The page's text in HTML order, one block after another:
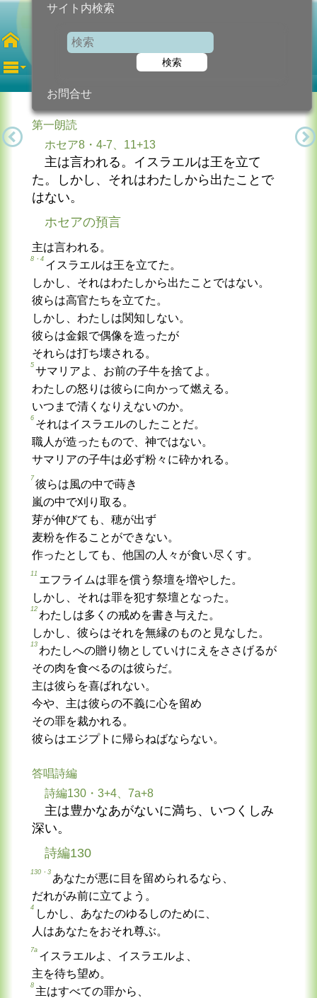
サイト内検索
検索
お問合せ
第14火曜日年間
第一朗読
ホセア8・4-7、11+13
主は言われる。イスラエルは王を立て
た。しかし、それはわたしから出たことで
はない。
ホセアの預言
主は言われる。
8・4
イスラエルは王を立てた。
しかし、それはわたしから出たことではない。
彼らは高官たちを立てた。
しかし、わたしは関知しない。
彼らは金銀で偶像を造ったが
それらは打ち壊される。
5
サマリアよ、お前の子牛を捨てよ。
わたしの怒りは彼らに向かって燃える。
いつまで清くなりえないのか。
6
それはイスラエルのしたことだ。
職人が造ったもので、神ではない。
サマリアの子牛は必ず粉々に砕かれる。
7
彼らは風の中で蒔き
嵐の中で刈り取る。
芽が伸びても、穂が出ず
麦粉を作ることができない。
作ったとしても、他国の人々が食い尽くす。
11
エフライムは罪を償う祭壇を増やした。
しかし、それは罪を犯す祭壇となった。
12
わたしは多くの戒めを書き与えた。
しかし、彼らはそれを無縁のものと見なした。
13
わたしへの贈り物としていけにえをささげるが
その肉を食べるのは彼らだ。
主は彼らを喜ばれない。
今や、主は彼らの不義に心を留め
その罪を裁かれる。
彼らはエジプトに帰らねばならない。
答唱詩編
詩編130・3+4、7a+8
主は豊かなあがないに満ち、いつくしみ
深い。
詩編130
130・3
あなたが悪に目を留められるなら、
だれがみ前に立てよう。
4
しかし、あなたのゆるしのために、
人はあなたをおそれ尊ぶ。
7a
イスラエルよ、イスラエルよ、
主を待ち望め。
8
主はすべての罪から、